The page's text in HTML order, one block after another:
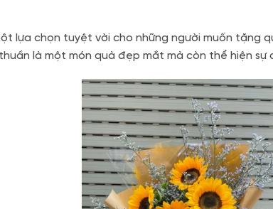
lựa chọn tuyệt vời cho những người muốn tặng
là một món quà đẹp mắt mà còn thể hiện